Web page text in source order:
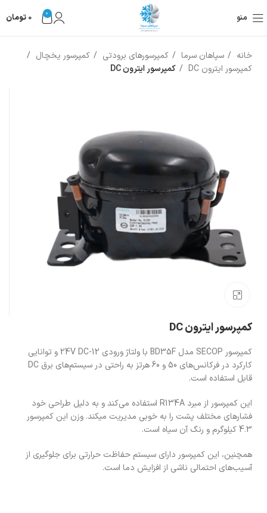
منو 0
0 تومان
خانه سپاهان سرما کمپرسورهای برودتی
کمپرسور یخچال
کمپرسور ایترون DC
کمپرسور ایترون DC
کمپرسور ایترون DC
کمپرسور SECOP مدل BD35F با ولتاژ ورودی 12-24V DC و توانایی
کارکرد در فرکانس‌های 50 و 60 هرتز به راحتی در سیستم‌های برق DC
قابل استفاده است.
این کمپرسور از مبرد R134A استفاده می‌کند و به دلیل طراحی خود
فشارهای مختلف پشت را به خوبی مدیریت میکند. وزن این کمپرسور
4.3 کیلوگرم و رنگ آن سیاه است.
همچنین، این کمپرسور دارای سیستم حفاظت حرارتی برای جلوگیری از
آسیب‌های احتمالی ناشی از افزایش دما است.